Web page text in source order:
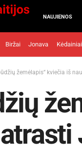
NAUJIENOS
Biržai Jonava Kėdainiai
žemėlapis“ kviečia iš